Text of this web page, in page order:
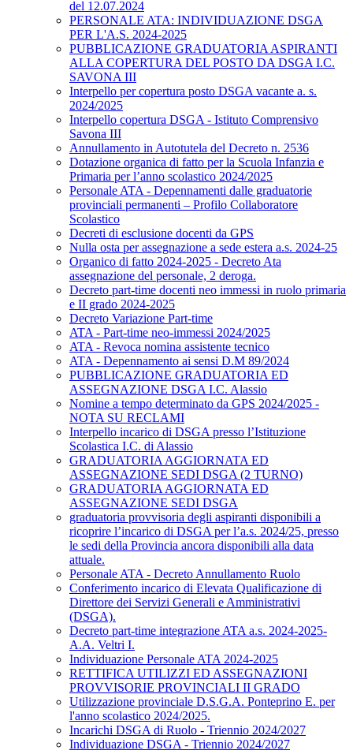
del 12.07.2024
PERSONALE ATA: INDIVIDUAZIONE DSGA
PER L'A.S. 2024-2025
PUBBLICAZIONE GRADUATORIA ASPIRANTI
ALLA COPERTURA DEL POSTO DA DSGA I.C.
SAVONA III
Interpello per copertura posto DSGA vacante a. s.
2024/2025
Interpello copertura DSGA - Istituto Comprensivo
Savona III
Annullamento in Autotutela del Decreto n. 2536
Dotazione organica di fatto per la Scuola Infanzia e
Primaria per l’anno scolastico 2024/2025
Personale ATA - Depennamenti dalle graduatorie
provinciali permanenti – Profilo Collaboratore
Scolastico
Decreti di esclusione docenti da GPS
Nulla osta per assegnazione a sede estera a.s. 2024-25
Organico di fatto 2024-2025 - Decreto Ata
assegnazione del personale, 2 deroga.
Decreto part-time docenti neo immessi in ruolo primaria
e II grado 2024-2025
Decreto Variazione Part-time
ATA - Part-time neo-immessi 2024/2025
ATA - Revoca nomina assistente tecnico
ATA - Depennamento ai sensi D.M 89/2024
PUBBLICAZIONE GRADUATORIA ED
ASSEGNAZIONE DSGA I.C. Alassio
Nomine a tempo determinato da GPS 2024/2025 -
NOTA SU RECLAMI
Interpello incarico di DSGA presso l’Istituzione
Scolastica I.C. di Alassio
GRADUATORIA AGGIORNATA ED
ASSEGNAZIONE SEDI DSGA (2 TURNO)
GRADUATORIA AGGIORNATA ED
ASSEGNAZIONE SEDI DSGA
graduatoria provvisoria degli aspiranti disponibili a
ricoprire l’incarico di DSGA per l’a.s. 2024/25, presso
le sedi della Provincia ancora disponibili alla data
attuale.
Personale ATA - Decreto Annullamento Ruolo
Conferimento incarico di Elevata Qualificazione di
Direttore dei Servizi Generali e Amministrativi
(DSGA).
Decreto part-time integrazione ATA a.s. 2024-2025-
A.A. Veltri I.
Individuazione Personale ATA 2024-2025
RETTIFICA UTILIZZI ED ASSEGNAZIONI
PROVVISORIE PROVINCIALI II GRADO
Utilizzazione provinciale D.S.G.A. Ponteprino E. per
l'anno scolastico 2024/2025.
Incarichi DSGA di Ruolo - Triennio 2024/2027
Individuazione DSGA - Triennio 2024/2027